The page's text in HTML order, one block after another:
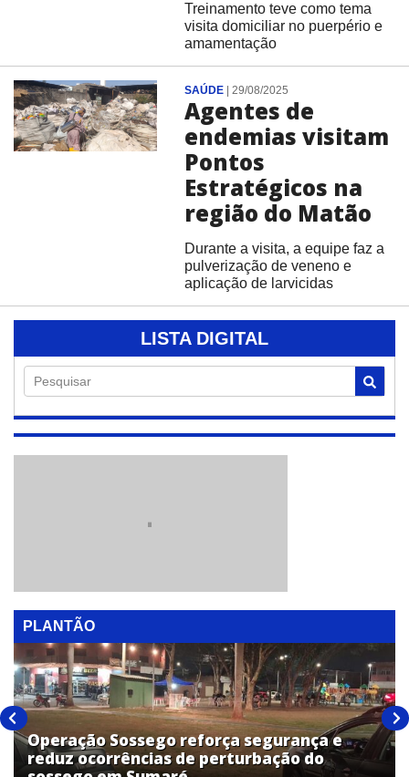
Treinamento teve como tema
visita domiciliar no puerpério e
amamentação
SAÚDE| 29/08/2025
Agentes de
endemias visitam
Pontos
Estratégicos na
região do Matão
Durante a visita, a equipe faz a
pulverização de veneno e
aplicação de larvicidas
LISTA DIGITAL
Pesquisar
PLANTÃO
Operação Sossego reforça segurança e
reduz ocorrências de perturbação do